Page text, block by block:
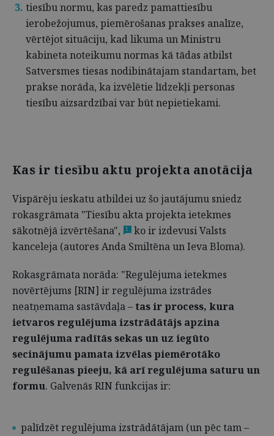
tiesību normu, kas paredz pamattiesību
ierobežojumus, piemērošanas prakses analīze,
vērtējot situāciju, kad likuma un Ministru
kabineta noteikumu normas kā tādas atbilst
Satversmes tiesas nodibinātajam standartam, bet
prakse norāda, ka izvēlētie līdzekļi personas
tiesību aizsardzībai var būt nepietiekami.
Kas ir tiesību aktu projekta anotācija
Vispārēju ieskatu atbildei uz šo jautājumu sniedz
rokasgrāmata "Tiesību akta projekta ietekmes
sākotnējā izvērtēšana",
1
ko ir izdevusi Valsts
kanceleja (autores Anda Smiltēna un Ieva Bloma).
Rokasgrāmata norāda: "Regulējuma ietekmes
novērtējums [RIN] ir regulējuma izstrādes
neatņemama sastāvdaļa – tas ir process, kura
ietvaros regulējuma izstrādātājs apzina
regulējuma radītās sekas un uz iegūto
secinājumu pamata izvēlas piemērotāko
regulēšanas pieeju, kā arī regulējuma saturu un
formu. Galvenās RIN funkcijas ir:
palīdzēt regulējuma izstrādātājam (un pēc tam –